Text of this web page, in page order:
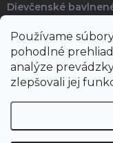
Používame
pohodlné
analýze
zlepšovali jej
Dievčenské
Najkrajšie a najpohodlnejšie
kombinovanie